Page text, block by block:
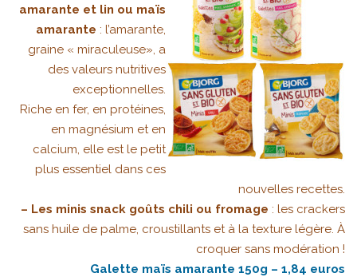
amarante et lin ou maïs
amarante : l’amarante,
graine « miraculeuse», a
des valeurs nutritives
exceptionnelles.
Riche en fer, en protéines,
en magnésium et en
calcium, elle est le petit
plus essentiel dans ces
nouvelles recettes.
– Les minis snack goûts chili ou fromage : les crackers
sans huile de palme, croustillants et à la texture légère. À
croquer sans modération !
Galette maïs amarante 150g – 1,84 euros